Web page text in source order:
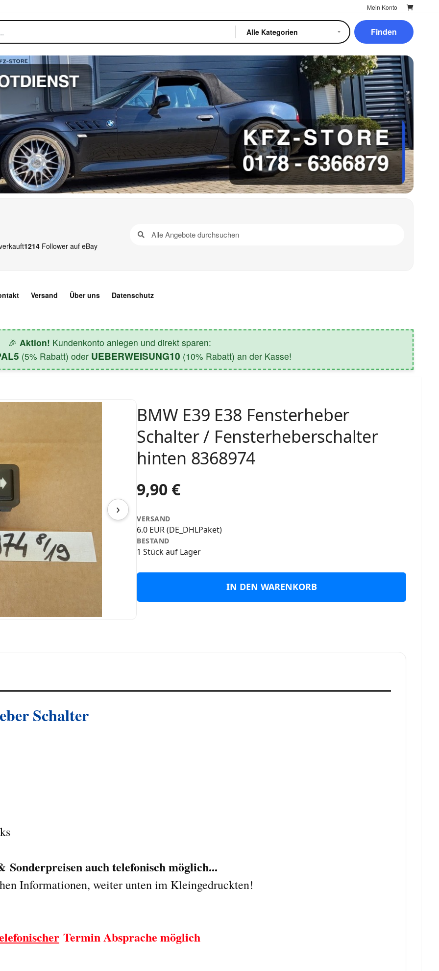
Mein Konto
Finden
1214 Follower auf eBay
Versand Über uns Datenschutz
🎉 Aktion! Kundenkonto anlegen und direkt sparen:
(5% Rabatt) oder UEBERWEISUNG10 (10% Rabatt) an der Kasse!
›
BMW E39 E38 Fensterheber
Schalter / Fensterheberschalter
hinten 8368974
9,90 €
VERSAND
6.0 EUR (DE_DHLPaket)
BESTAND
1 Stück auf Lager
IN DEN WARENKORB
Schalter
auch telefonisch möglich...
Informationen, weiter unten im Kleingedruckten!
Termin Absprache möglich